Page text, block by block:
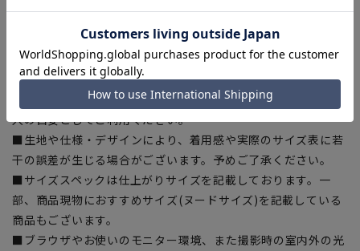
【商品に関するご注意】
■商品画像はサンプルのため、色味やサイズ等の仕様に変更が
ある場合がございますので、予めご了承ください。
■ゆとり感には個人差があります。サイズ表を確認の上、ご購
入の目安としてご利用ください。
■生地や仕様・デザインにより、着用感や実際のサイズ表に若
干の誤差が生じる場合がございます。予めご了承ください。
■サイズスペックは仕上がりサイズを記載しております。一
部、商品現物におすすめサイズ(ヌードサイズ)を記載している
商品もございます。
■ブラウザやお使いのモニター環境、また撮影時の室内外の光